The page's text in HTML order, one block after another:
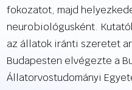
fokozatot, majd
neurobiológusként.
az állatok iránti szeretet
Budapesten elvégezte a
Állatorvostudományi